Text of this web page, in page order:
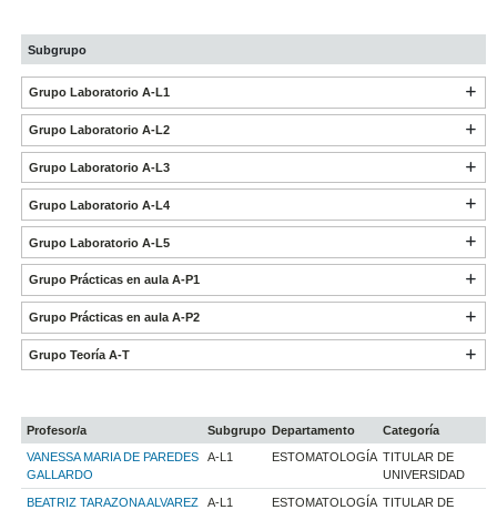
Subgrupo
Grupo Laboratorio A-L1
Grupo Laboratorio A-L2
Grupo Laboratorio A-L3
Grupo Laboratorio A-L4
Grupo Laboratorio A-L5
Grupo Prácticas en aula A-P1
Grupo Prácticas en aula A-P2
Grupo Teoría A-T
Profesor/a Subgrupo Departamento
Categoría
VANESSA MARIA DE PAREDES
GALLARDO
A-L1 ESTOMATOLOGÍA TITULAR DE
UNIVERSIDAD
BEATRIZ TARAZONA ALVAREZ A-L1 ESTOMATOLOGÍA TITULAR DE